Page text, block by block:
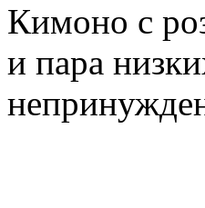
Кимоно с
и пара